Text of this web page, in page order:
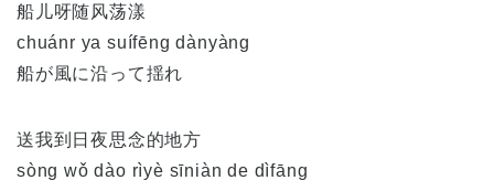
船儿呀随风荡漾
chuánr ya suífēng dànyàng
船が風に沿って揺れ
送我到日夜思念的地方
sòng wǒ dào rìyè sīniàn de dìfāng